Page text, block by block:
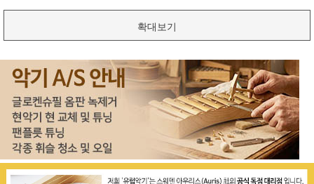
확대보기